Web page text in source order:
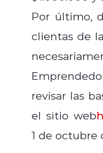
Por último,
clientas de
revisar las
el sitio web
1 de octubre